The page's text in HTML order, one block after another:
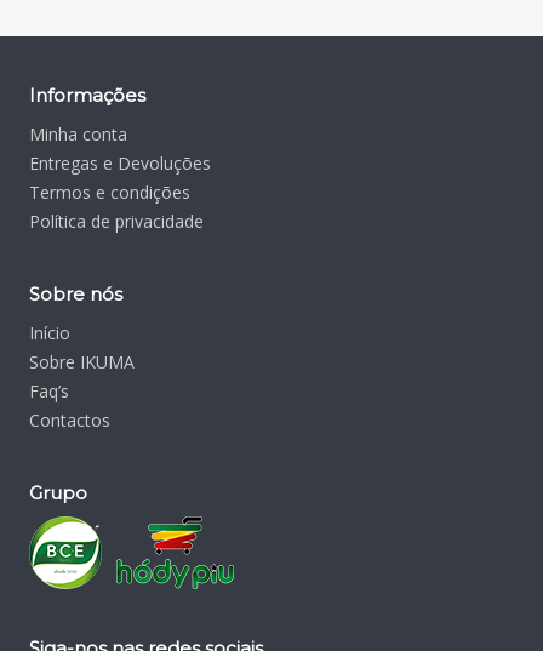
Informações
Minha conta
Entregas e Devoluções
Termos e condições
Política de privacidade
Sobre nós
Início
Sobre IKUMA
Faq’s
Contactos
Grupo